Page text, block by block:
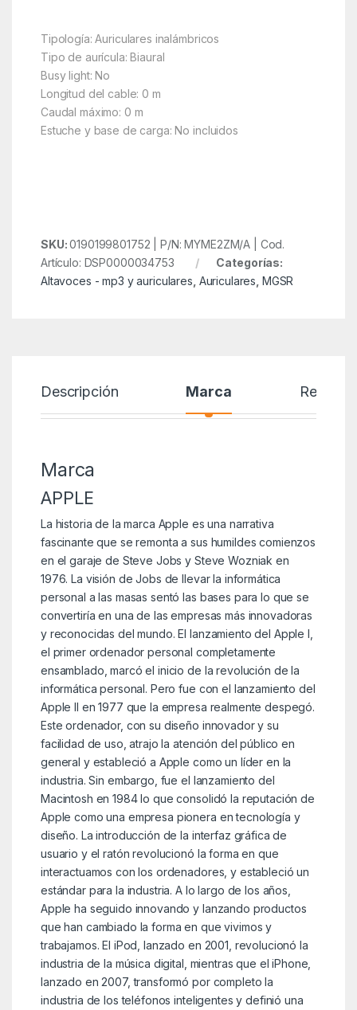
Tipología: Auriculares inalámbricos
Tipo de aurícula: Biaural
Busy light: No
Longitud del cable: 0 m
Caudal máximo: 0 m
Estuche y base de carga: No incluidos
SKU:0190199801752 | P/N: MYME2ZM/A | Cod.
Artículo: DSP0000034753
Categorías:
Altavoces - mp3 y auriculares Auriculares MGSR
Descripción Marca Reseñas
Marca
APPLE
La historia de la marca Apple es una narrativa
fascinante que se remonta a sus humildes comienzos
en el garaje de Steve Jobs y Steve Wozniak en
1976. La visión de Jobs de llevar la informática
personal a las masas sentó las bases para lo que se
convertiría en una de las empresas más innovadoras
y reconocidas del mundo. El lanzamiento del Apple I,
el primer ordenador personal completamente
ensamblado, marcó el inicio de la revolución de la
informática personal. Pero fue con el lanzamiento del
Apple II en 1977 que la empresa realmente despegó.
Este ordenador, con su diseño innovador y su
facilidad de uso, atrajo la atención del público en
general y estableció a Apple como un líder en la
industria. Sin embargo, fue el lanzamiento del
Macintosh en 1984 lo que consolidó la reputación de
Apple como una empresa pionera en tecnología y
diseño. La introducción de la interfaz gráfica de
usuario y el ratón revolucionó la forma en que
interactuamos con los ordenadores, y estableció un
estándar para la industria. A lo largo de los años,
Apple ha seguido innovando y lanzando productos
que han cambiado la forma en que vivimos y
trabajamos. El iPod, lanzado en 2001, revolucionó la
industria de la música digital, mientras que el iPhone,
lanzado en 2007, transformó por completo la
industria de los teléfonos inteligentes y definió una